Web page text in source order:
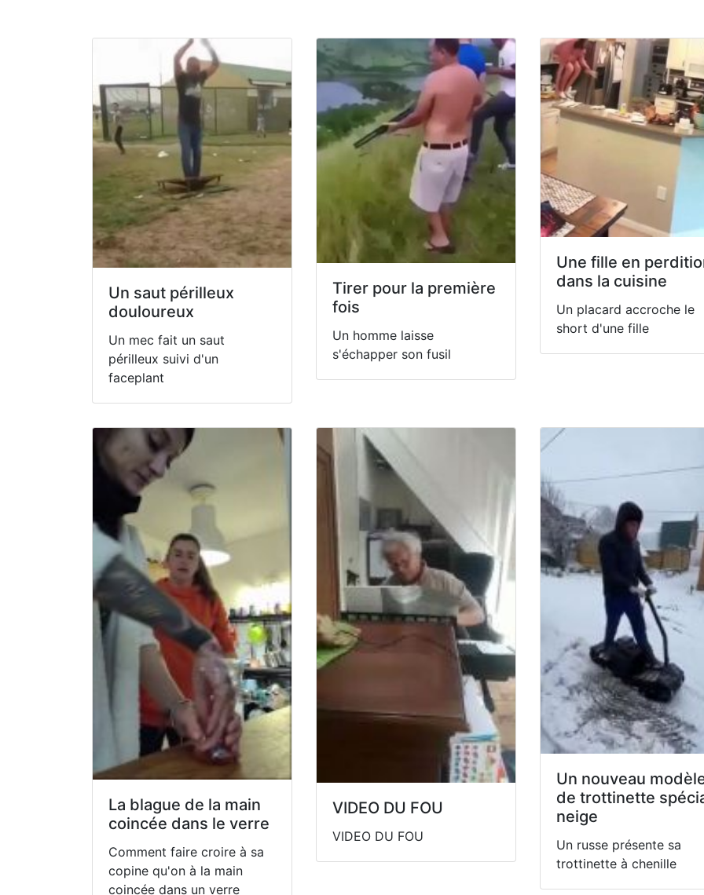
Un saut périlleux
douloureux
Un mec fait un saut
périlleux suivi d'un
faceplant
Tirer pour la première
fois
Un homme laisse
s'échapper son fusil
Une fille en
dans la cuisine
Un placard accroche le
short d'une fille
La blague de la main
coincée dans le verre
Comment faire croire à sa
copine qu'on à la main
coincée dans un verre
VIDEO DU FOU
VIDEO DU FOU
Un nouveau
de trottinette
neige
Un russe présente sa
trottinette à chenille